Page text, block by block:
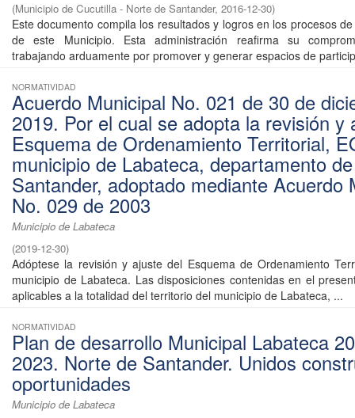
(Municipio de Cucutilla - Norte de Santander, 2016-12-30)
Este documento compila los resultados y logros en los procesos
de este Municipio. Esta administración reafirma su
trabajando arduamente por promover y generar espacios de
NORMATIVIDAD
Acuerdo Municipal No. 021 de 30 de
2019. Por el cual se adopta la revisión y
Esquema de Ordenamiento Territorial,
municipio de Labateca, departamento
Santander, adoptado mediante Acuerdo
No. 029 de 2003
Municipio de Labateca
(2019-12-30)
Adóptese la revisión y ajuste del Esquema de Ordenamiento
municipio de Labateca. Las disposiciones contenidas en el
aplicables a la totalidad del territorio del municipio de Labateca, ...
NORMATIVIDAD
Plan de desarrollo Municipal Labateca
2023. Norte de Santander. Unidos
oportunidades
Municipio de Labateca